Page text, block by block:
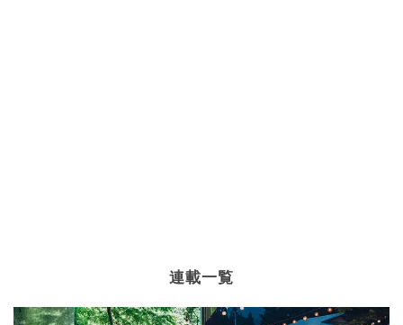
連載一覧